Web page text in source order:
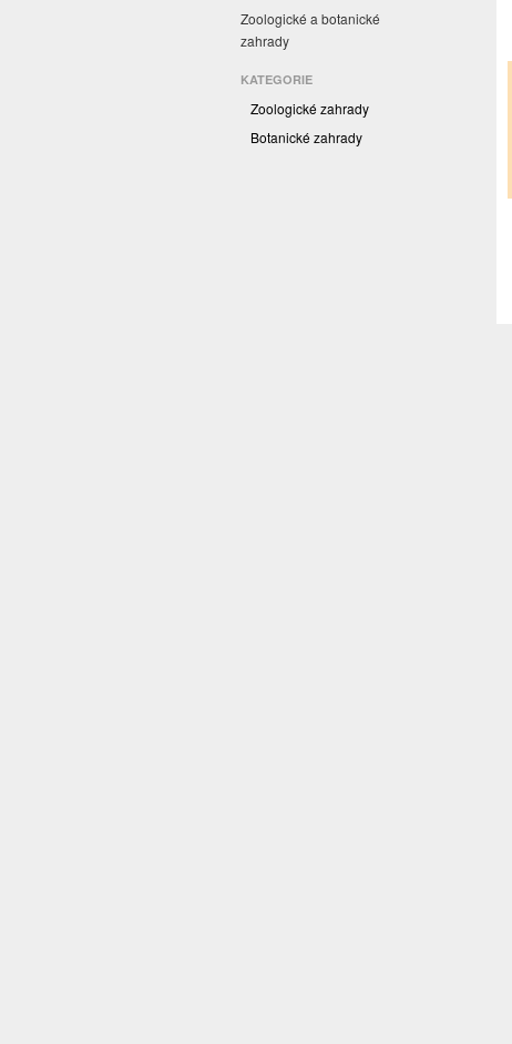
Zoologické a botanické
zahrady
KATEGORIE
Zoologické zahrady
Botanické zahrady